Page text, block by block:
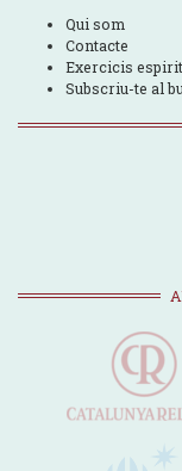
Qui som
Contacte
Exercicis
Subscriu-te al